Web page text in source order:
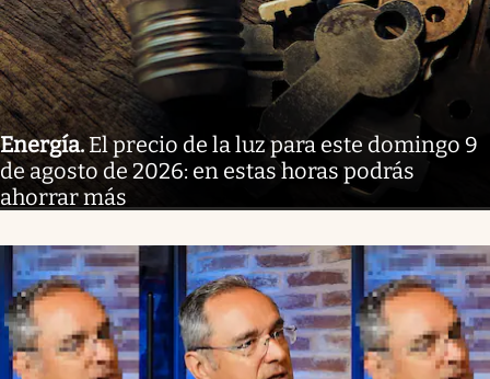
Energía.El precio de la luz para este domingo 9
de agosto de 2026: en estas horas podrás
ahorrar más